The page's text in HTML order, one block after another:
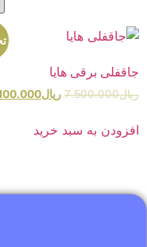
جاقفلی برقی هایا
ریال7.500.000 ریال
افزودن به سبد خرید